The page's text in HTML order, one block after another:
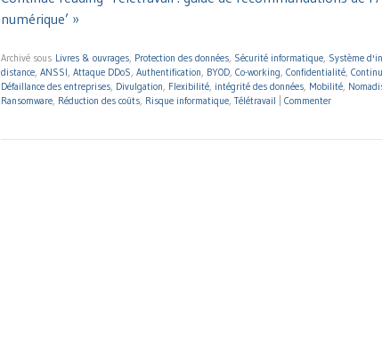
numérique’ »
Archivé sous Livres & ouvrages, Protection des données, Sécurité informatique, Système
distance, ANSSI, Attaque DDoS, Authentification, BYOD, Co-working, Confidentialité,
Défaillance des entreprises, Divulgation, Flexibilité, intégrité des données, Mobilité,
Ransomware, Réduction des coûts, Risque informatique, Télétravail Commenter